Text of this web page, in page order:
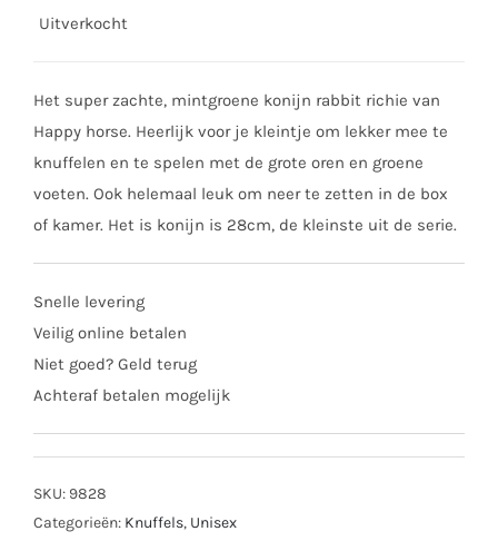
Uitverkocht
Het super zachte, mintgroene konijn rabbit richie van
Happy horse. Heerlijk voor je kleintje om lekker mee te
knuffelen en te spelen met de grote oren en groene
voeten. Ook helemaal leuk om neer te zetten in de box
of kamer. Het is konijn is 28cm, de kleinste uit de serie.
Snelle levering
Veilig online betalen
Niet goed? Geld terug
Achteraf betalen mogelijk
SKU: 9828
Categorieën: Knuffels, Unisex